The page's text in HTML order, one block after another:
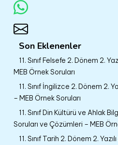
Son Eklenenler
11. Sınıf Felsefe 2. Dönem 2.
MEB Örnek Soruları
11. Sınıf İngilizce 2. Dönem 2.
– MEB Örnek Soruları
11. Sınıf Din Kültürü ve Ahlak
Soruları ve Çözümleri – MEB
11. Sınıf Tarih 2. Dönem 2.